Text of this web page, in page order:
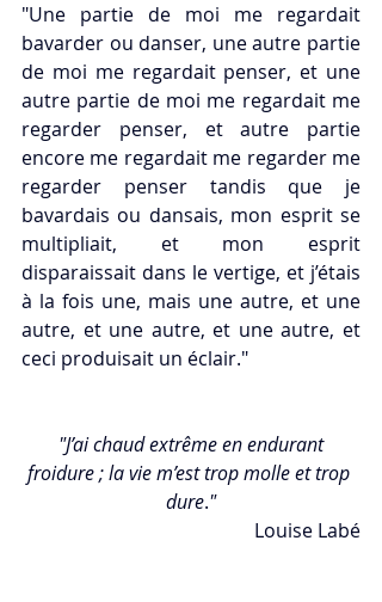
"Une partie de moi me regardait
bavarder ou danser, une autre partie
de moi me regardait penser, et une
autre partie de moi me regardait me
regarder penser, et autre partie
encore me regardait me regarder me
regarder penser tandis que je
bavardais ou dansais, mon esprit se
multipliait, et mon esprit
disparaissait dans le vertige, et j’étais
à la fois une, mais une autre, et une
autre, et une autre, et une autre, et
ceci produisait un éclair."
"J’ai chaud extrême en endurant
froidure ; la vie m’est trop molle et trop
dure."
Louise Labé